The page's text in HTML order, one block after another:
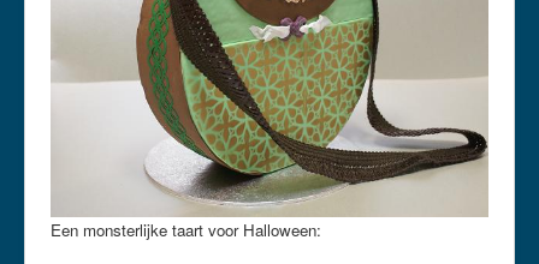
Een monsterlijke taart voor Halloween: